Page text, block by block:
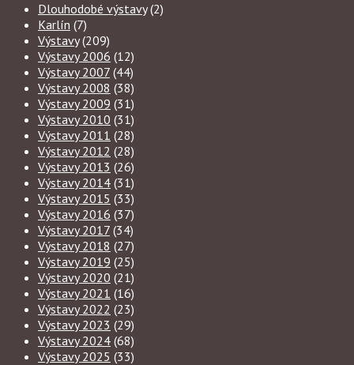
Dlouhodobé výstavy(2)
Karlín (7)
Výstavy(209)
Výstavy 2006 (12)
Výstavy 2007 (44)
Výstavy 2008 (38)
Výstavy 2009 (31)
Výstavy 2010 (31)
Výstavy 2011 (28)
Výstavy 2012 (28)
Výstavy 2013 (26)
Výstavy 2014 (31)
Výstavy 2015 (33)
Výstavy 2016 (37)
Výstavy 2017 (34)
Výstavy 2018 (27)
Výstavy 2019 (25)
Výstavy 2020 (21)
Výstavy 2021 (16)
Výstavy 2022 (23)
Výstavy 2023 (29)
Výstavy 2024 (68)
Výstavy 2025 (33)